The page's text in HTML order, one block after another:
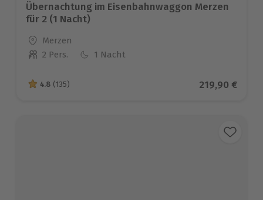
Übernachtung im Eisenbahnwaggon Merzen
für 2 (1 Nacht)
Standort
Merzen
Anzahl der Teilnehmer
2 Pers. 1 Nacht
4.8 von 5 Sternen basierend auf 135 Bewertungen
4.8 (135) Aktueller
219,90 €